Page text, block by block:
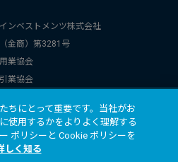
ンベストメンツ株式会社
金商）第3281号
業協会
業協会
のグローバルブランド名称です。
INVESTMENTS JAPAN CO., Ltd.
ちにとって重要です。当社がお
使用するかをよりよく理解する
ポリシーと Cookie ポリシーを
しく知る